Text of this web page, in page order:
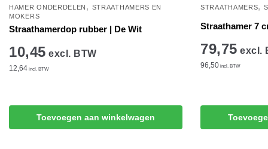
HAMER ONDERDELEN , STRAATHAMERS EN
MOKERS
Straathamerdop rubber | De Wit
10,45 excl. BTW
12,64 incl. BTW
Toevoegen aan winkelwagen
STRAATHAMERS,
Straathamer 7
79,75 excl.
96,50 incl. BTW